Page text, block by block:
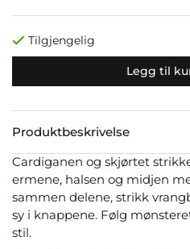
Tilgjengelig
Legg til
Produktbeskrivelse
Cardiganen og skjørtet
ermene, halsen og midjen
sammen delene, strikk
sy i knappene. Følg
stil.